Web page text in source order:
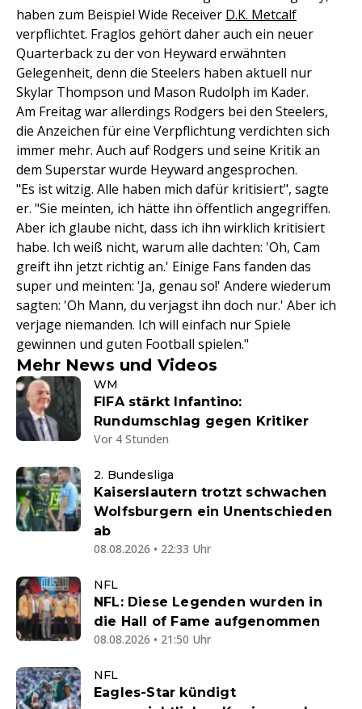
haben zum Beispiel Wide Receiver D.K. Metcalf
verpflichtet. Fraglos gehört daher auch ein neuer
Quarterback zu der von Heyward erwähnten
Gelegenheit, denn die Steelers haben aktuell nur
Skylar Thompson und Mason Rudolph im Kader.
Am Freitag war allerdings Rodgers bei den Steelers,
die Anzeichen für eine Verpflichtung verdichten sich
immer mehr. Auch auf Rodgers und seine Kritik an
dem Superstar wurde Heyward angesprochen.
"Es ist witzig. Alle haben mich dafür kritisiert", sagte
er. "Sie meinten, ich hätte ihn öffentlich angegriffen.
Aber ich glaube nicht, dass ich ihn wirklich kritisiert
habe. Ich weiß nicht, warum alle dachten: 'Oh, Cam
greift ihn jetzt richtig an.' Einige Fans fanden das
super und meinten: 'Ja, genau so!' Andere wiederum
sagten: 'Oh Mann, du verjagst ihn doch nur.' Aber ich
verjage niemanden. Ich will einfach nur Spiele
gewinnen und guten Football spielen."
Mehr News und Videos
WM
FIFA stärkt Infantino:
Rundumschlag gegen Kritiker
Vor 4 Stunden
2. Bundesliga
Kaiserslautern trotzt schwachen
Wolfsburgern ein Unentschieden
ab
08.08.2026 • 22:33 Uhr
NFL
NFL: Diese Legenden wurden in
die Hall of Fame aufgenommen
08.08.2026 • 21:50 Uhr
NFL
Eagles-Star kündigt